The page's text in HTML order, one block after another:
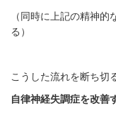
（同時に上記の精神
る）
こうした流れを断ち切
自律神経失調症を改善